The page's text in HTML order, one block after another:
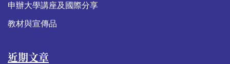
申辦大學講座及國際分享
教材與宣傳品
近期文章